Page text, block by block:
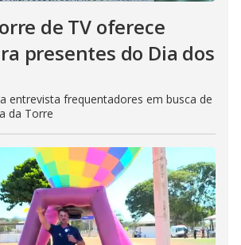
de TV oferece
presentes do Dia dos
entrevista frequentadores em busca de
da Torre